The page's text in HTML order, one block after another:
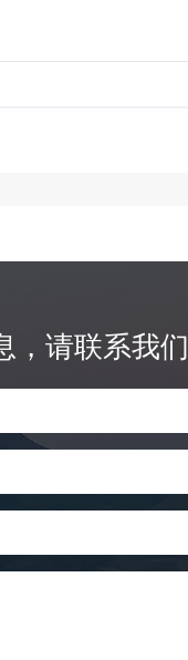
，请联系我们